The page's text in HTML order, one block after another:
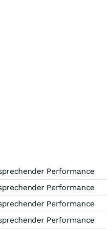
Performance
Performance
Performance
Performance